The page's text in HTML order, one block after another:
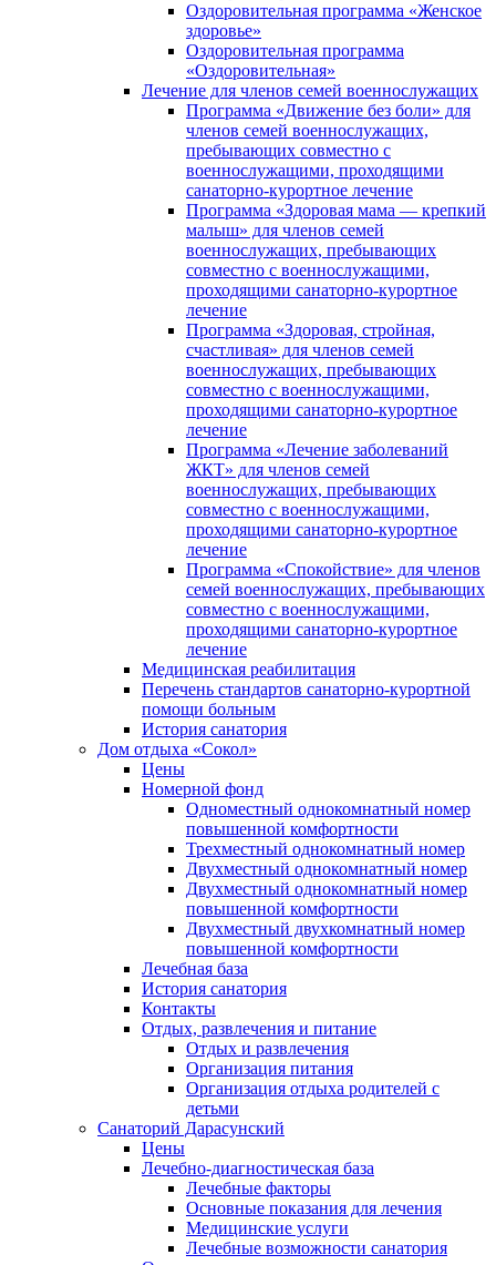
Оздоровительная программа «Женское
здоровье»
Оздоровительная программа
«Оздоровительная»
Лечение для членов семей военнослужащих
Программа «Движение без боли» для
членов семей военнослужащих,
пребывающих совместно с
военнослужащими, проходящими
санаторно-курортное лечение
Программа «Здоровая мама — крепкий
малыш» для членов семей
военнослужащих, пребывающих
совместно с военнослужащими,
проходящими санаторно-курортное
лечение
Программа «Здоровая, стройная,
счастливая» для членов семей
военнослужащих, пребывающих
совместно с военнослужащими,
проходящими санаторно-курортное
лечение
Программа «Лечение заболеваний
ЖКТ» для членов семей
военнослужащих, пребывающих
совместно с военнослужащими,
проходящими санаторно-курортное
лечение
Программа «Спокойствие» для членов
семей военнослужащих, пребывающих
совместно с военнослужащими,
проходящими санаторно-курортное
лечение
Медицинская реабилитация
Перечень стандартов санаторно-курортной
помощи больным
История санатория
Дом отдыха «Сокол»
Цены
Номерной фонд
Одноместный однокомнатный номер
повышенной комфортности
Трехместный однокомнатный номер
Двухместный однокомнатный номер
Двухместный однокомнатный номер
повышенной комфортности
Двухместный двухкомнатный номер
повышенной комфортности
Лечебная база
История санатория
Контакты
Отдых, развлечения и питание
Отдых и развлечения
Организация питания
Организация отдыха родителей с
детьми
Санаторий Дарасунский
Цены
Лечебно-диагностическая база
Лечебные факторы
Основные показания для лечения
Медицинские услуги
Лечебные возможности санатория